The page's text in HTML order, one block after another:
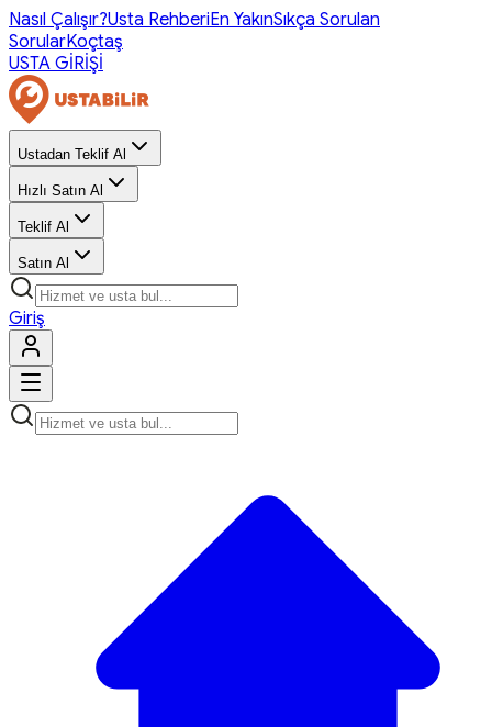
Nasıl Çalışır?Usta RehberiEn YakınSıkça Sorulan
SorularKoçtaş
USTA GİRİŞİ
Ustadan Teklif Al
Hızlı Satın Al
Teklif Al
Satın Al
Giriş